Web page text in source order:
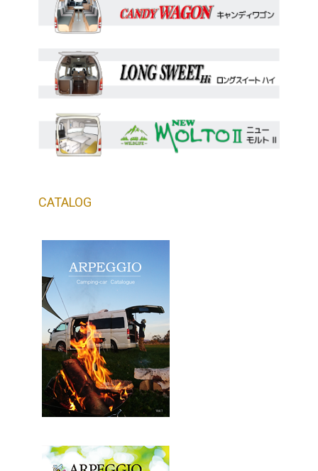
CATALOG